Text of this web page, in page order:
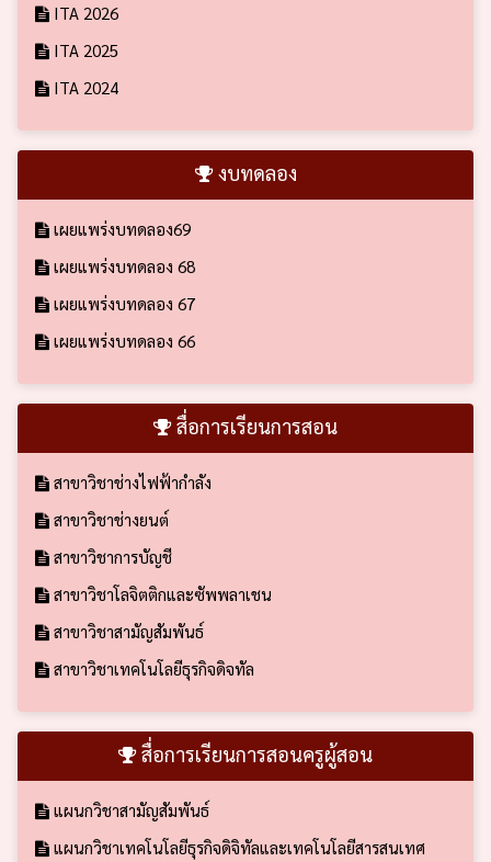
ITA 2026
ITA 2025
ITA 2024
งบทดลอง
เผยแพร่งบทดลอง69
เผยแพร่งบทดลอง 68
เผยแพร่งบทดลอง 67
เผยแพร่งบทดลอง 66
สื่อการเรียนการสอน
สาขาวิชาช่างไฟฟ้ากำลัง
สาขาวิชาช่างยนต์
สาขาวิชาการบัญชี
สาขาวิชาโลจิตติกและซัพพลาเชน
สาขาวิชาสามัญสัมพันธ์
สาขาวิชาเทคโนโลยีธุรกิจดิจทัล
สื่อการเรียนการสอนครูผู้สอน
แผนกวิชาสามัญสัมพันธ์
แผนกวิชาเทคโนโลยีธุรกิจดิจิทัลและเทคโนโลยีสารสนเทศ